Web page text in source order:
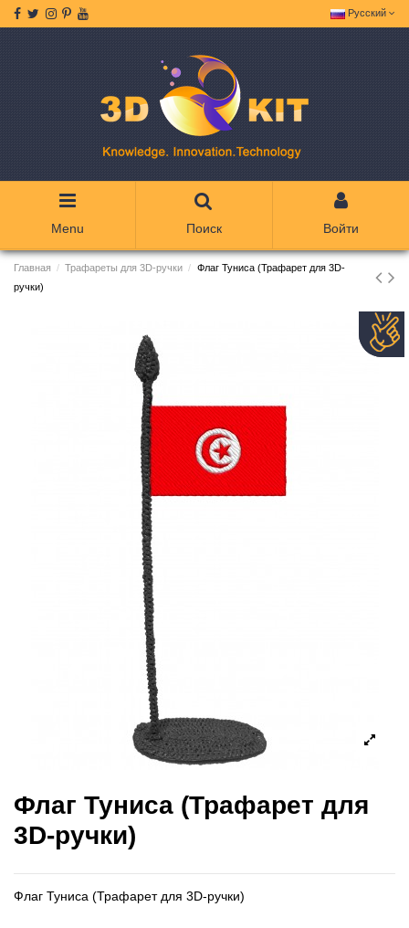
Русский
Menu Поиск Войти
Главная Трафареты для 3D-ручки
Флаг Туниса (Трафарет для 3D-
ручки)
Флаг Туниса (Трафарет для
3D-ручки)
Флаг Туниса (Трафарет для 3D-ручки)